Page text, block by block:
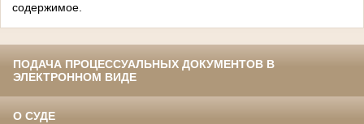
содержимое.
ПОДАЧА ПРОЦЕССУАЛЬНЫХ ДОКУМЕНТОВ В
ЭЛЕКТРОННОМ ВИДЕ
О СУДЕ